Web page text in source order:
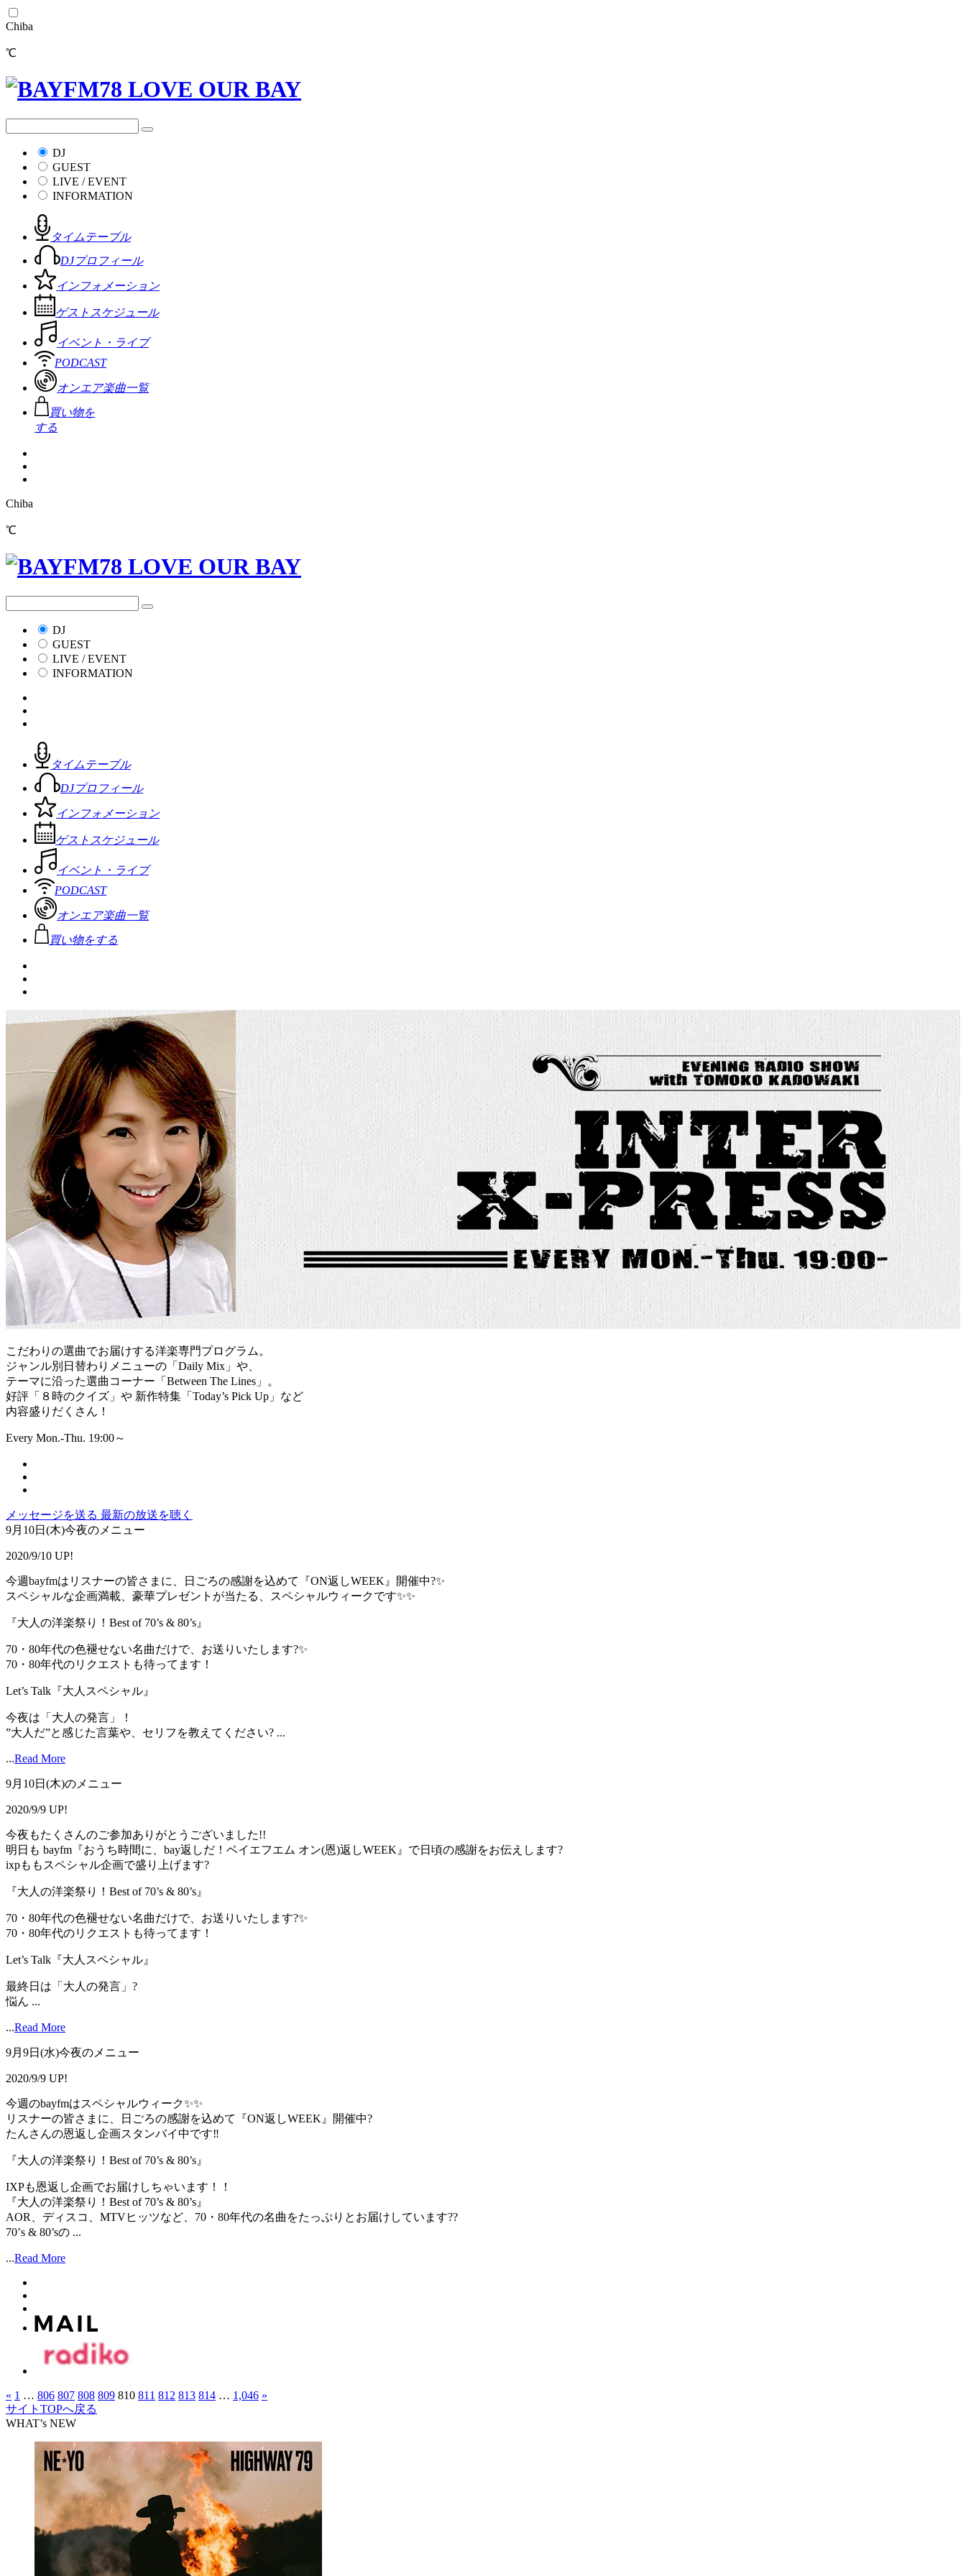
Chiba
℃
DJ
GUEST
LIVE / EVENT
INFORMATION
タイムテーブル
DJプロフィール
インフォメーション
ゲストスケジュール
イベント・ライブ
PODCAST
オンエア楽曲一覧
買い物を
する
Chiba
℃
DJ
GUEST
LIVE / EVENT
INFORMATION
タイムテーブル
DJプロフィール
インフォメーション
ゲストスケジュール
イベント・ライブ
PODCAST
オンエア楽曲一覧
買い物をする
こだわりの選曲でお届けする洋楽専門プログラム。
ジャンル別日替わりメニューの「Daily Mix」や、
テーマに沿った選曲コーナー「Between The Lines」。
好評「８時のクイズ」や 新作特集「Today’s Pick Up」など
内容盛りだくさん！
Every Mon.-Thu. 19:00～
メッセージを送る 最新の放送を聴く
9月10日(木)今夜のメニュー
2020/9/10 UP!
今週bayfmはリスナーの皆さまに、日ごろの感謝を込めて『ON返しWEEK』開催中?✨
スペシャルな企画満載、豪華プレゼントが当たる、スペシャルウィークです✨✨
『大人の洋楽祭り！Best of 70’s & 80’s』
70・80年代の色褪せない名曲だけで、お送りいたします?✨
70・80年代のリクエストも待ってます！
Let’s Talk『大人スペシャル』
今夜は「大人の発言」！
”大人だ”と感じた言葉や、セリフを教えてください? ...
...Read More
9月10日(木)のメニュー
2020/9/9 UP!
今夜もたくさんのご参加ありがとうございました!!
明日も bayfm『おうち時間に、bay返しだ！ベイエフエム オン(恩)返しWEEK』で日頃の感謝をお伝えします?
ixpももスペシャル企画で盛り上げます?
『大人の洋楽祭り！Best of 70’s & 80’s』
70・80年代の色褪せない名曲だけで、お送りいたします?✨
70・80年代のリクエストも待ってます！
Let’s Talk『大人スペシャル』
最終日は「大人の発言」?️
悩ん ...
...Read More
9月9日(水)今夜のメニュー
2020/9/9 UP!
今週のbayfmはスペシャルウィーク✨✨
リスナーの皆さまに、日ごろの感謝を込めて『ON返しWEEK』開催中?
たんさんの恩返し企画スタンバイ中です‼
『大人の洋楽祭り！Best of 70’s & 80’s』
IXPも恩返し企画でお届けしちゃいます！！
『大人の洋楽祭り！Best of 70’s & 80’s』
AOR、ディスコ、MTVヒッツなど、70・80年代の名曲をたっぷりとお届けしています??
70’s & 80’sの ...
...Read More
« 1 … 806 807 808 809 810 811 812 813 814 … 1,046 »
サイトTOPへ戻る
WHAT’s NEW